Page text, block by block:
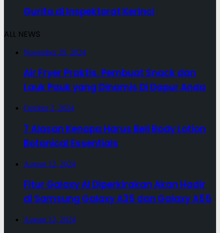
Gurita di Inspektorat Kerinci
ALL NEWS
November 29, 2024
Air Fryer Praktis, Pembuat Snack dan
Lauk Pauk yang Dinamis Di Dapur Anda
October 2, 2024
7 Alasan Kenapa Harus Beli Body Lotion
Botanical Essentials
August 12, 2024
Fitur Galaxy AI Diperkirakan Akan Hadir
di Samsung Galaxy A35 dan Galaxy A55
August 12, 2024